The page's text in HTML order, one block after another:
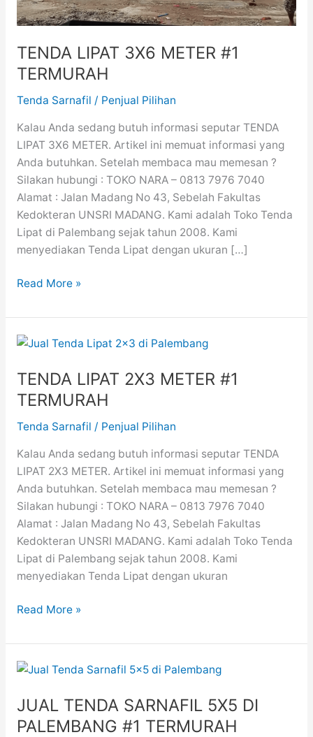
TENDA LIPAT 3X6 METER #1
TERMURAH
Tenda Sarnafil / Penjual Pilihan
Kalau Anda sedang butuh informasi seputar TENDA
LIPAT 3X6 METER. Artikel ini memuat informasi yang
Anda butuhkan. Setelah membaca mau memesan ?
Silakan hubungi : TOKO NARA – 0813 7976 7040
Alamat : Jalan Madang No 43, Sebelah Fakultas
Kedokteran UNSRI MADANG. Kami adalah Toko Tenda
Lipat di Palembang sejak tahun 2008. Kami
menyediakan Tenda Lipat dengan ukuran […]
Read More »
TENDA LIPAT 2X3 METER #1
TERMURAH
Tenda Sarnafil / Penjual Pilihan
Kalau Anda sedang butuh informasi seputar TENDA
LIPAT 2X3 METER. Artikel ini memuat informasi yang
Anda butuhkan. Setelah membaca mau memesan ?
Silakan hubungi : TOKO NARA – 0813 7976 7040
Alamat : Jalan Madang No 43, Sebelah Fakultas
Kedokteran UNSRI MADANG. Kami adalah Toko Tenda
Lipat di Palembang sejak tahun 2008. Kami
menyediakan Tenda Lipat dengan ukuran
TENDA
2X3
METER
TERMURAH
Read More »
JUAL TENDA SARNAFIL 5X5 DI
PALEMBANG #1 TERMURAH
JUAL
SARNAFIL
5X5